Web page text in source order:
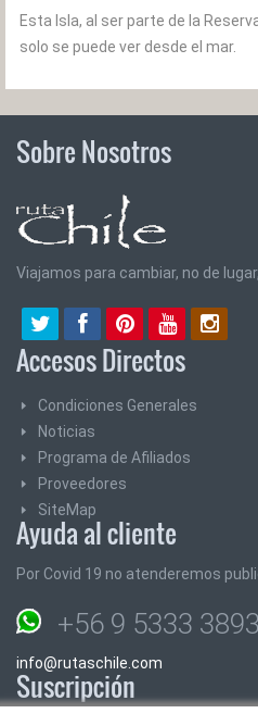
Esta Isla, al ser parte de la
solo se puede ver desde el mar.
Sobre Nosotros
Viajamos para cambiar, no de
Accesos Directos
Condiciones Generales
Noticias
Programa de Afiliados
Proveedores
SiteMap
Ayuda al cliente
Por Covid 19 no atenderemos
+56 9 5333 3893
info@rutaschile.com
Suscripción